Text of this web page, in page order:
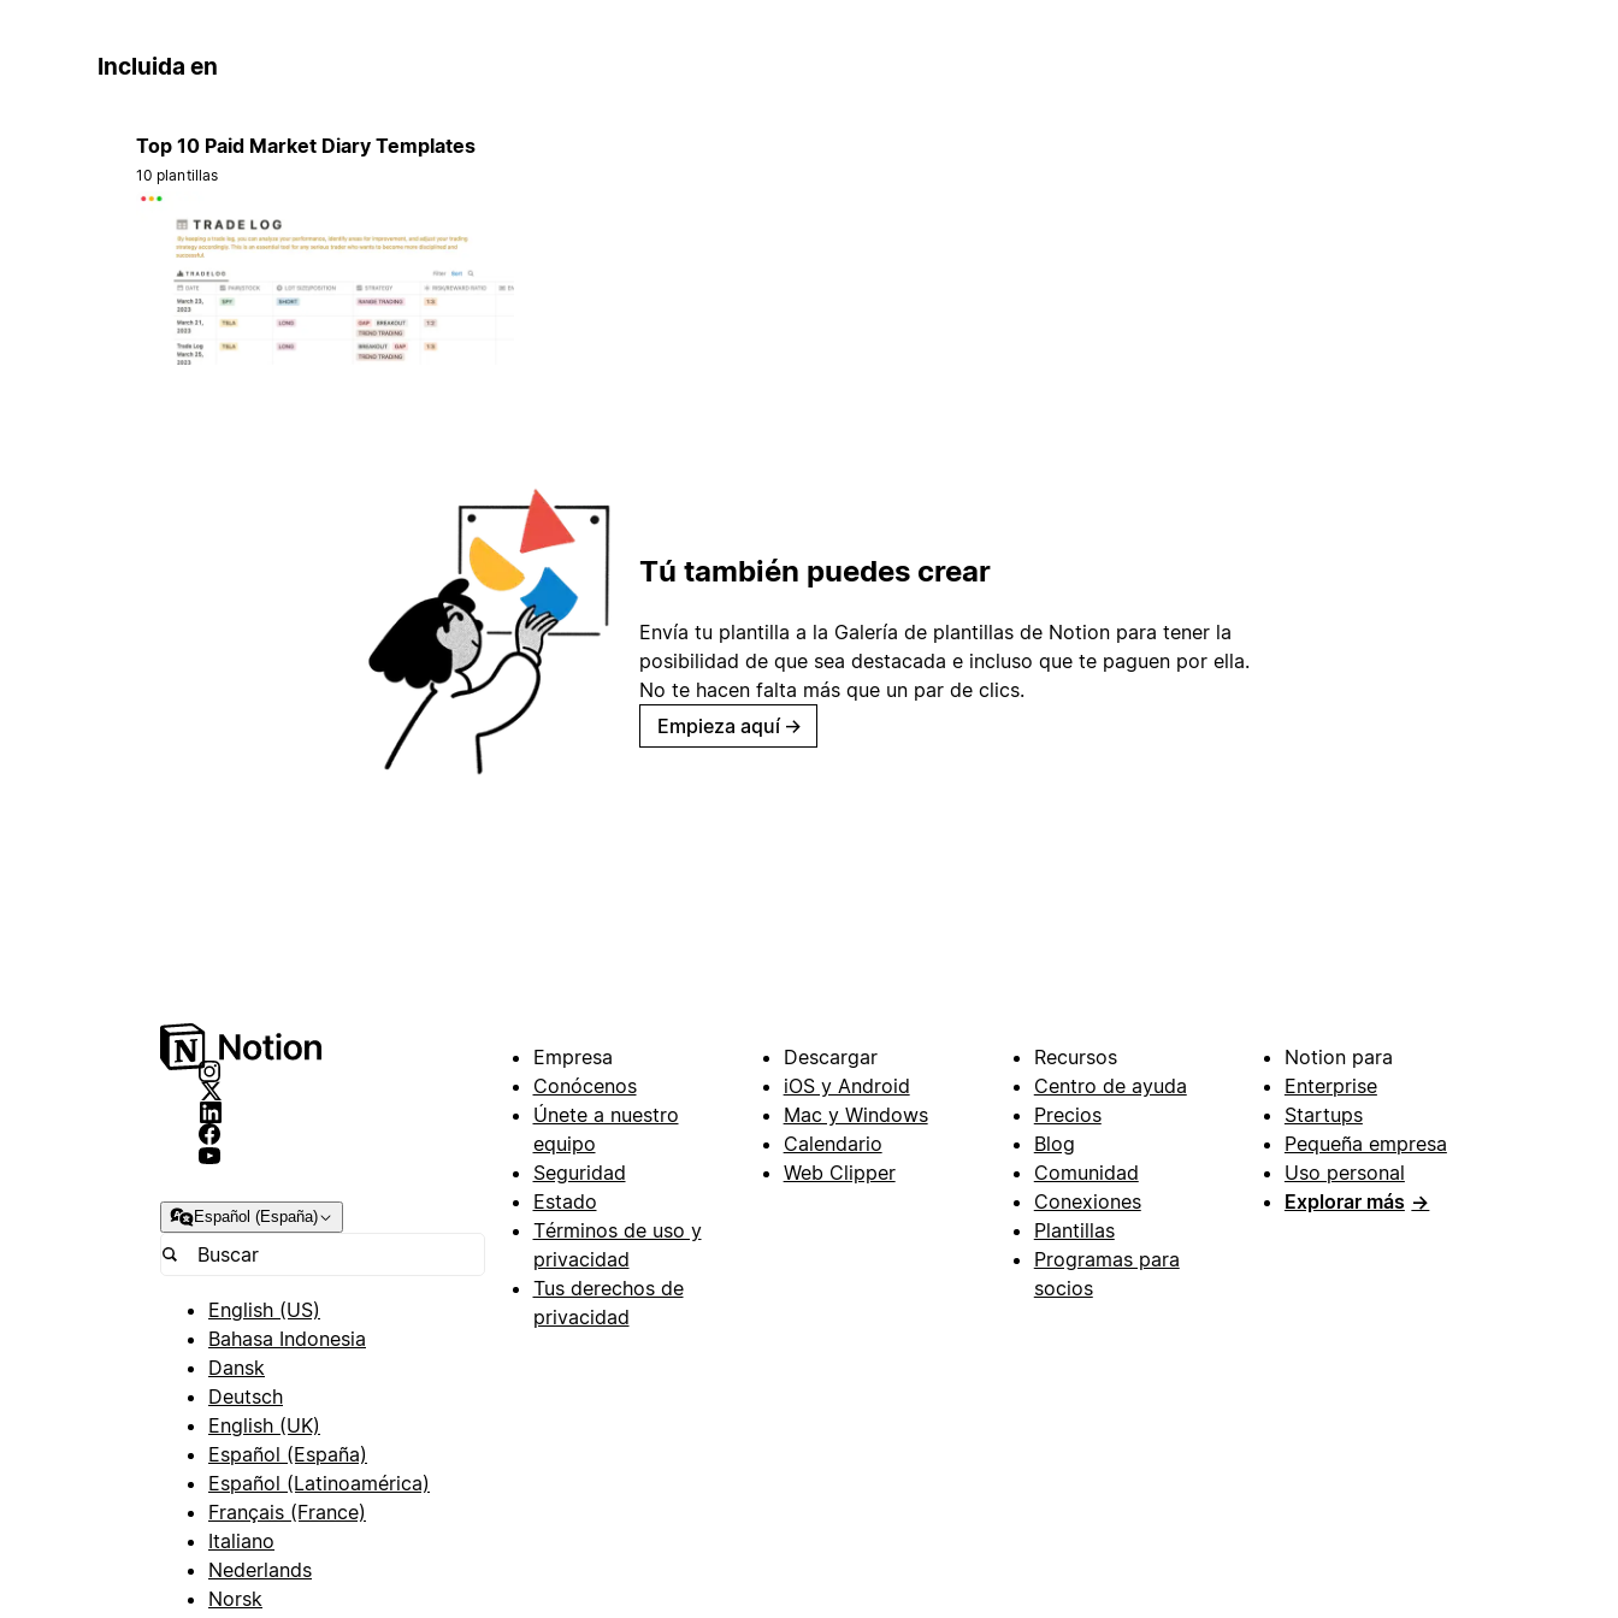
Incluida en
Top 10 Paid Market Diary Templates
10 plantillas
Tú también puedes crear
Envía tu plantilla a la Galería de plantillas de Notion para tener la
posibilidad de que sea destacada e incluso que te paguen por ella.
No te hacen falta más que un par de clics.
Empieza aquí →
Español (España)
English (US)
Bahasa Indonesia
Dansk
Deutsch
English (UK)
Español (España)
Español (Latinoamérica)
Français (France)
Italiano
Nederlands
Norsk
Empresa
Conócenos
Únete a nuestro
equipo
Seguridad
Estado
Términos de uso y
privacidad
Tus derechos de
privacidad
Descargar
iOS y Android
Mac y Windows
Calendario
Web Clipper
Recursos
Centro de ayuda
Precios
Blog
Comunidad
Conexiones
Plantillas
Programas para
socios
Notion para
Enterprise
Startups
Pequeña empresa
Uso personal
Explorar más →